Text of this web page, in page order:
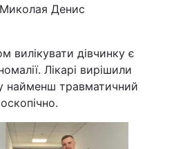
Миколая Денис
вилікувати дівчинку є
Лікарі вирішили
найменш травматичний